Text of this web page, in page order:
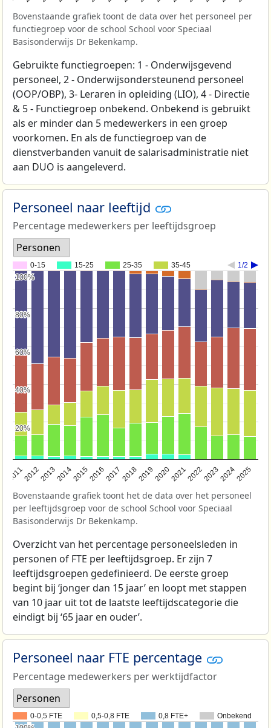
Bovenstaande grafiek toont de data over het personeel per
functiegroep voor de school School voor Speciaal
Basisonderwijs Dr Bekenkamp.
Gebruikte functiegroepen: 1 - Onderwijsgevend
personeel, 2 - Onderwijsondersteunend personeel
(OOP/OBP), 3- Leraren in opleiding (LIO), 4 - Directie
& 5 - Functiegroep onbekend. Onbekend is gebruikt
als er minder dan 5 medewerkers in een groep
voorkomen. En als de functiegroep van de
dienstverbanden vanuit de salarisadministratie niet
aan DUO is aangeleverd.
Personeel naar leeftijd
Percentage medewerkers per leeftijdsgroep
Personen
0-15 15-25 25-35 35-45 1/2
201120122013201420152016201720182019202020212022202320242025
20%
20%
40%
40%
60%
60%
80%
80%
100%
100%
Bovenstaande grafiek toont het de data over het personeel
per leeftijdsgroep voor de school School voor Speciaal
Basisonderwijs Dr Bekenkamp.
Overzicht van het percentage personeelsleden in
personen of FTE per leeftijdsgroep. Er zijn 7
leeftijdsgroepen gedefinieerd. De eerste groep
begint bij ‘jonger dan 15 jaar’ en loopt met stappen
van 10 jaar uit tot de laatste leeftijdscategorie die
eindigt bij ‘65 jaar en ouder’.
Personeel naar FTE percentage
Percentage medewerkers per werktijdfactor
Personen
0-0,5 FTE 0,5-0,8 FTE 0,8 FTE+
Onbekend